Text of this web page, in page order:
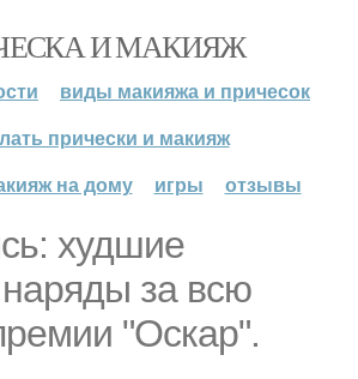
И МАКИЯЖ
виды макияжа и причесок
прически и макияж
на дому
игры отзывы
худшие
за всю
"Оскар".